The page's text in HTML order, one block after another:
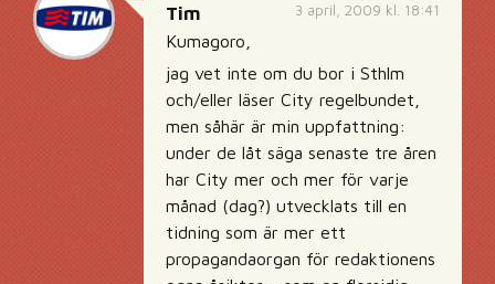
3 april, 2009 kl. 18:41
Tim
Kumagoro,
jag vet inte om du bor i Sthlm
och/eller läser City regelbundet,
men såhär är min uppfattning:
under de låt säga senaste tre åren
har City mer och mer för varje
månad (dag?) utvecklats till en
tidning som är mer ett
propagandaorgan för redaktionens